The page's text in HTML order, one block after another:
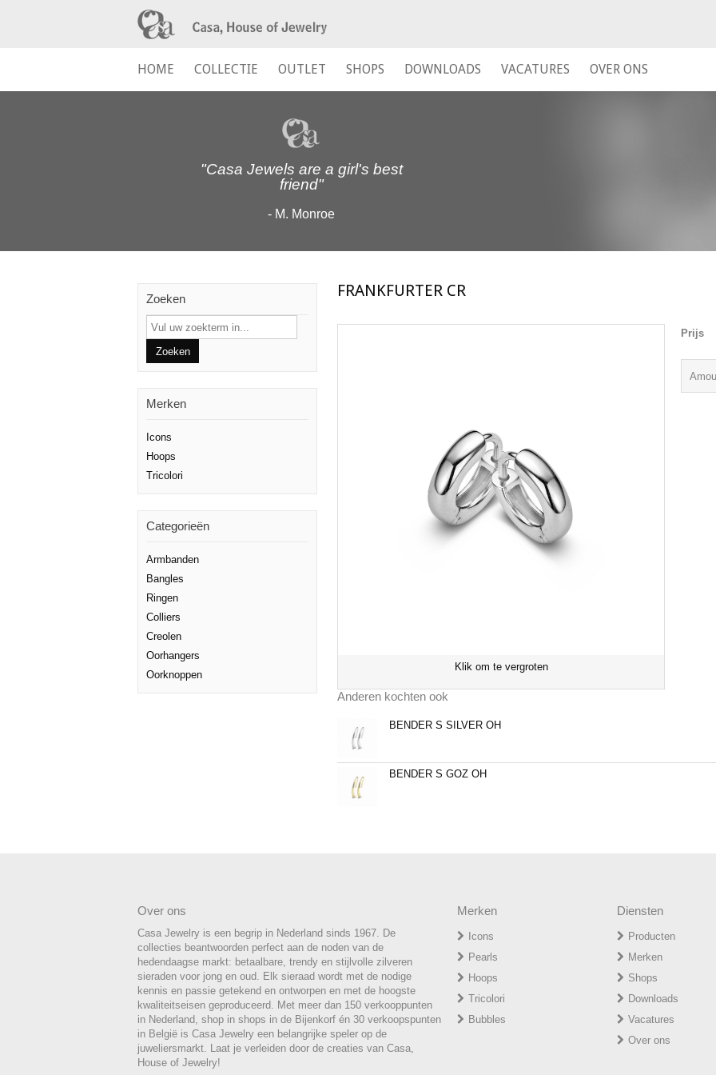
HOME COLLECTIE OUTLET SHOPS DOWNLOADS VACATURES OVER ONS
"Casa Jewels are a girl's best
friend"
- M. Monroe
FRANKFURTER CR
Klik om te vergroten
Prijs
Anderen kochten ook
BENDER S SILVER OH
BENDER S GOZ OH
Zoeken
Merken
Icons
Hoops
Tricolori
Categorieën
Armbanden
Bangles
Ringen
Colliers
Creolen
Oorhangers
Oorknoppen
Over ons
Casa Jewelry is een begrip in Nederland sinds 1967. De
collecties beantwoorden perfect aan de noden van de
hedendaagse markt: betaalbare, trendy en stijlvolle zilveren
sieraden voor jong en oud. Elk sieraad wordt met de nodige
kennis en passie getekend en ontworpen en met de hoogste
kwaliteitseisen geproduceerd. Met meer dan 150 verkooppunten
in Nederland, shop in shops in de Bijenkorf én 30 verkoopspunten
in België is Casa Jewelry een belangrijke speler op de
juweliersmarkt. Laat je verleiden door de creaties van Casa,
House of Jewelry!
Merken
Icons
Pearls
Hoops
Tricolori
Bubbles
Diensten
Producten
Merken
Shops
Downloads
Vacatures
Over ons